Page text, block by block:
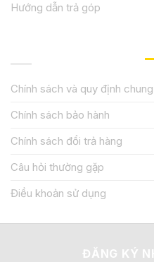
Hướng dẫn trả góp
Chính sách và quy định chung
Chính sách bảo hành
Chính sách đổi trả hàng
Câu hỏi thường gặp
Điều khoản sử dụng
ĐĂNG KÝ